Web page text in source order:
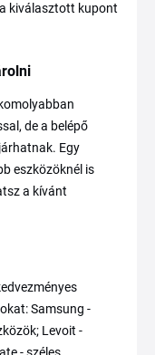
kiválasztott kupont
de a belépő
Egy
eszközöknél is
a kívánt
Samsung -
Levoit -